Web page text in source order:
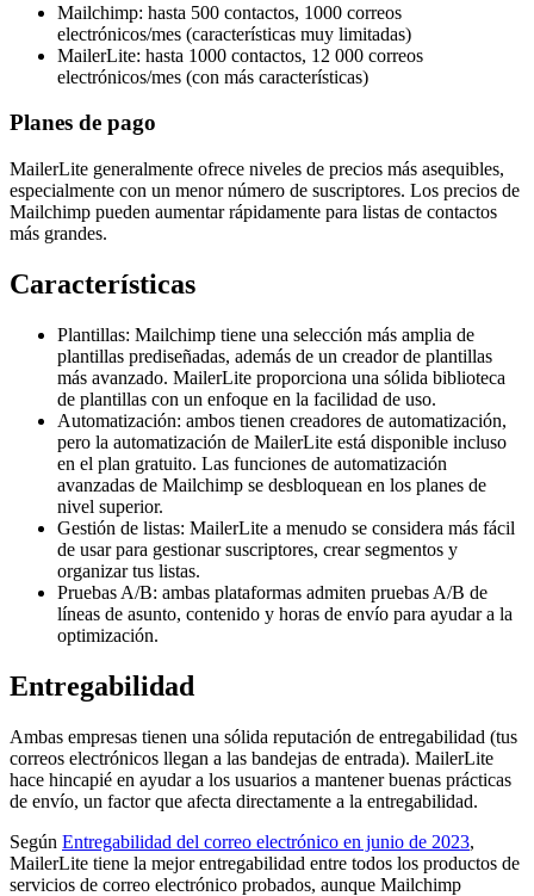
Mailchimp: hasta 500 contactos, 1000 correos
electrónicos/mes (características muy limitadas)
MailerLite: hasta 1000 contactos, 12 000 correos
electrónicos/mes (con más características)
Planes de pago
MailerLite generalmente ofrece niveles de precios más asequibles,
especialmente con un menor número de suscriptores. Los precios de
Mailchimp pueden aumentar rápidamente para listas de contactos
más grandes.
Características
Plantillas: Mailchimp tiene una selección más amplia de
plantillas prediseñadas, además de un creador de plantillas
más avanzado. MailerLite proporciona una sólida biblioteca
de plantillas con un enfoque en la facilidad de uso.
Automatización: ambos tienen creadores de automatización,
pero la automatización de MailerLite está disponible incluso
en el plan gratuito. Las funciones de automatización
avanzadas de Mailchimp se desbloquean en los planes de
nivel superior.
Gestión de listas: MailerLite a menudo se considera más fácil
de usar para gestionar suscriptores, crear segmentos y
organizar tus listas.
Pruebas A/B: ambas plataformas admiten pruebas A/B de
líneas de asunto, contenido y horas de envío para ayudar a la
optimización.
Entregabilidad
Ambas empresas tienen una sólida reputación de entregabilidad (tus
correos electrónicos llegan a las bandejas de entrada). MailerLite
hace hincapié en ayudar a los usuarios a mantener buenas prácticas
de envío, un factor que afecta directamente a la entregabilidad.
Según ​​Entregabilidad del correo electrónico en junio de 2023,
MailerLite tiene la mejor entregabilidad entre todos los productos de
servicios de correo electrónico probados, aunque Mailchimp